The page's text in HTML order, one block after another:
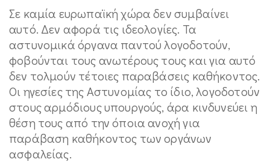
Σε καμία ευρωπαϊκή χώρα δεν συμβαίνει
αυτό. Δεν αφορά τις ιδεολογίες. Τα
αστυνομικά όργανα παντού λογοδοτούν,
φοβούνται τους ανωτέρους τους και για αυτό
δεν τολμούν τέτοιες παραβάσεις καθήκοντος.
Οι ηγεσίες της Αστυνομίας το ίδιο, λογοδοτούν
στους αρμόδιους υπουργούς, άρα κινδυνεύει η
θέση τους από την όποια ανοχή για
παράβαση καθήκοντος των οργάνων
ασφαλείας.